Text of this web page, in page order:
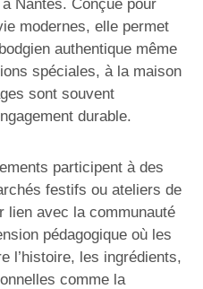
Nantes. Conçue pour
modernes, elle permet
authentique même
spéciales, à la maison
sont souvent
durable.
participent à des
festifs ou ateliers de
lien avec la communauté
pédagogique où les
l’histoire, les ingrédients,
comme la